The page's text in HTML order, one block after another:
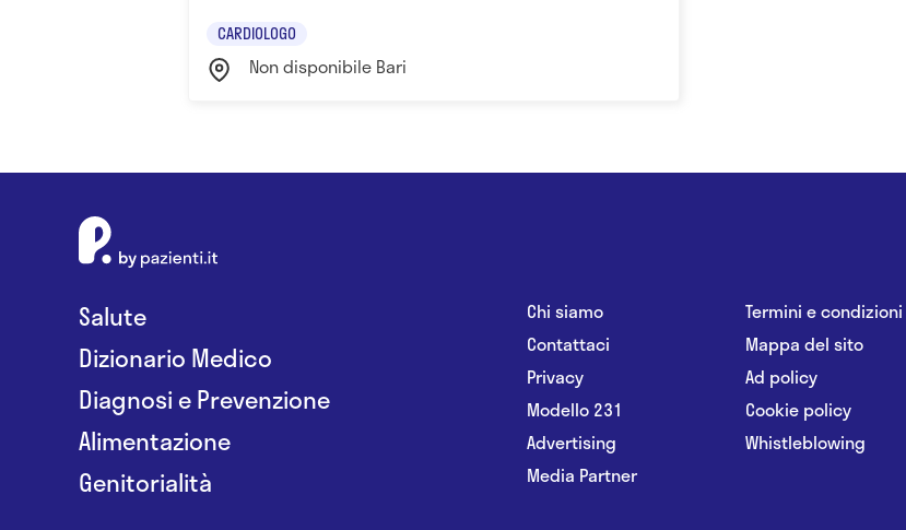
CARDIOLOGO
Non disponibile Bari
Salute
Dizionario Medico
Diagnosi e Prevenzione
Alimentazione
Genitorialità
Chi siamo
Contattaci
Privacy
Modello 231
Advertising
Media Partner
Termini e condizioni
Mappa del sito
Ad policy
Cookie policy
Whistleblowing